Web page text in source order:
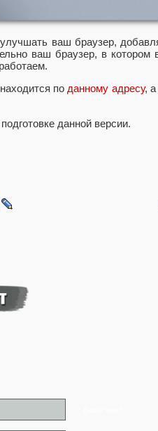
ваш браузер,
ваш браузер, в котором
по данному адресу, а
данной версии.